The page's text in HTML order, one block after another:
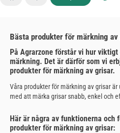
Bästa produkter för märkning
På Agrarzone förstår vi hur
märkning. Det är därför som vi
produkter för märkning av grisar.
Våra produkter för märkning av grisar
med att märka grisar snabb, enkel och
Här är några av funktionerna och
produkter för märkning av grisar: